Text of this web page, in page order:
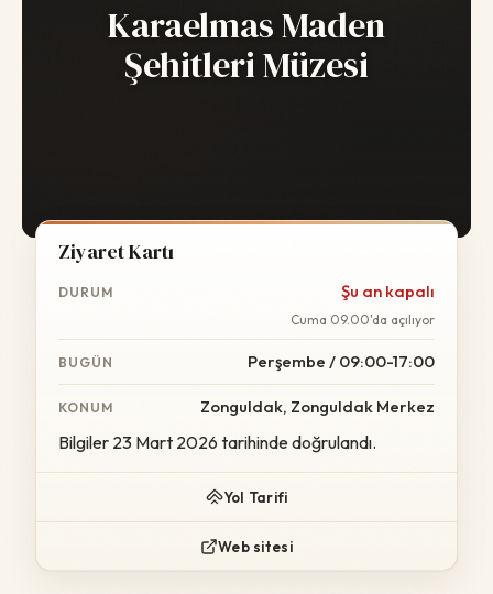
Karaelmas Maden
Şehitleri Müzesi
Ziyaret Kartı
DURUM Şu an kapalı
Cuma 09.00'da açılıyor
BUGÜN Perşembe / 09:00-17:00
KONUM Zonguldak, Zonguldak Merkez
Bilgiler 23 Mart 2026 tarihinde doğrulandı.
Yol Tarifi
Web sitesi